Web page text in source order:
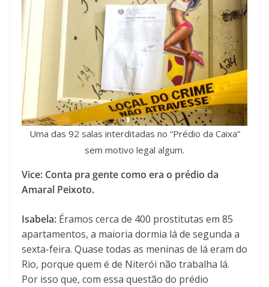
Uma das 92 salas interditadas no “Prédio da Caixa”
sem motivo legal algum.
Vice: Conta pra gente como era o prédio da
Amaral Peixoto.
Isabela: Éramos cerca de 400 prostitutas em 85
apartamentos, a maioria dormia lá de segunda a
sexta-feira. Quase todas as meninas de lá eram do
Rio, porque quem é de Niterói não trabalha lá.
Por isso que, com essa questão do prédio